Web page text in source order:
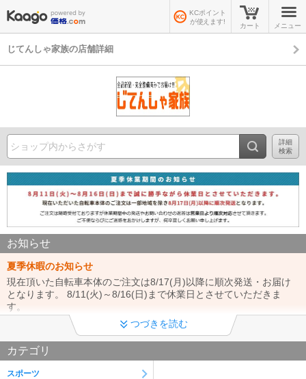
KCポイント
が使えます!
カート メニュー
じてんしゃ家族の店舗詳細
詳細
検索
お知らせ
夏季休暇のお知らせ
現在頂いた自転車本体のご注文は8/17(月)以降に順次発送・お届け
となります。 8/11(火)～8/16(日)まで休業日とさせていただきま
す。
つづきを読む
カテゴリ
スポーツ